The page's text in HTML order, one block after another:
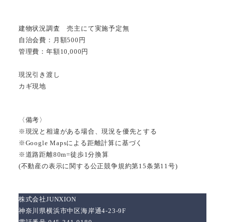
建物状況調査 売主にて実施予定無
自治会費：月額500円
管理費：年額10,000円
現況引き渡し
カギ現地
〈備考〉
※現況と相違がある場合、現況を優先とする
※Google Mapsによる距離計算に基づく
※道路距離80m=徒歩1分換算
(不動産の表示に関する公正競争規約第15条第11号)
株式会社JUNXION
神奈川県横浜市中区海岸通4-23-9F